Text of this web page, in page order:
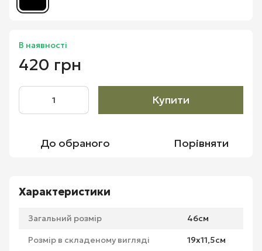
В наявності
420 грн
Купити
До обраного Порівняти
Характеристики
Загальний розмір 46см
Розмір в складеному вигляді 19х11,5см